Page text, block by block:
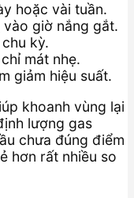
hoặc vài tuần.
giờ nắng gắt.
kỳ.
mát nhẹ.
giảm hiệu suất.
khoanh vùng lại
lượng gas
chưa đúng điểm
hơn rất nhiều so